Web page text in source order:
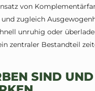
von
zugleich
unruhig oder
zentraler Bestandteil
SIND UND